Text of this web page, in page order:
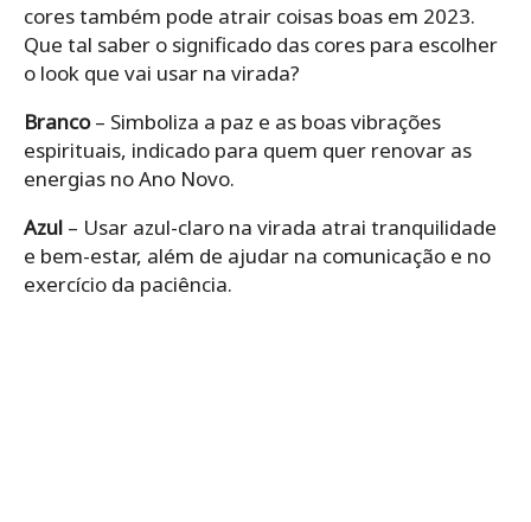
cores também pode atrair coisas boas em 2023.
Que tal saber o significado das cores para escolher
o look que vai usar na virada?
Branco– Simboliza a paz e as boas vibrações
espirituais, indicado para quem quer renovar as
energias no Ano Novo.
Azul – Usar azul-claro na virada atrai tranquilidade
e bem-estar, além de ajudar na comunicação e no
exercício da paciência.